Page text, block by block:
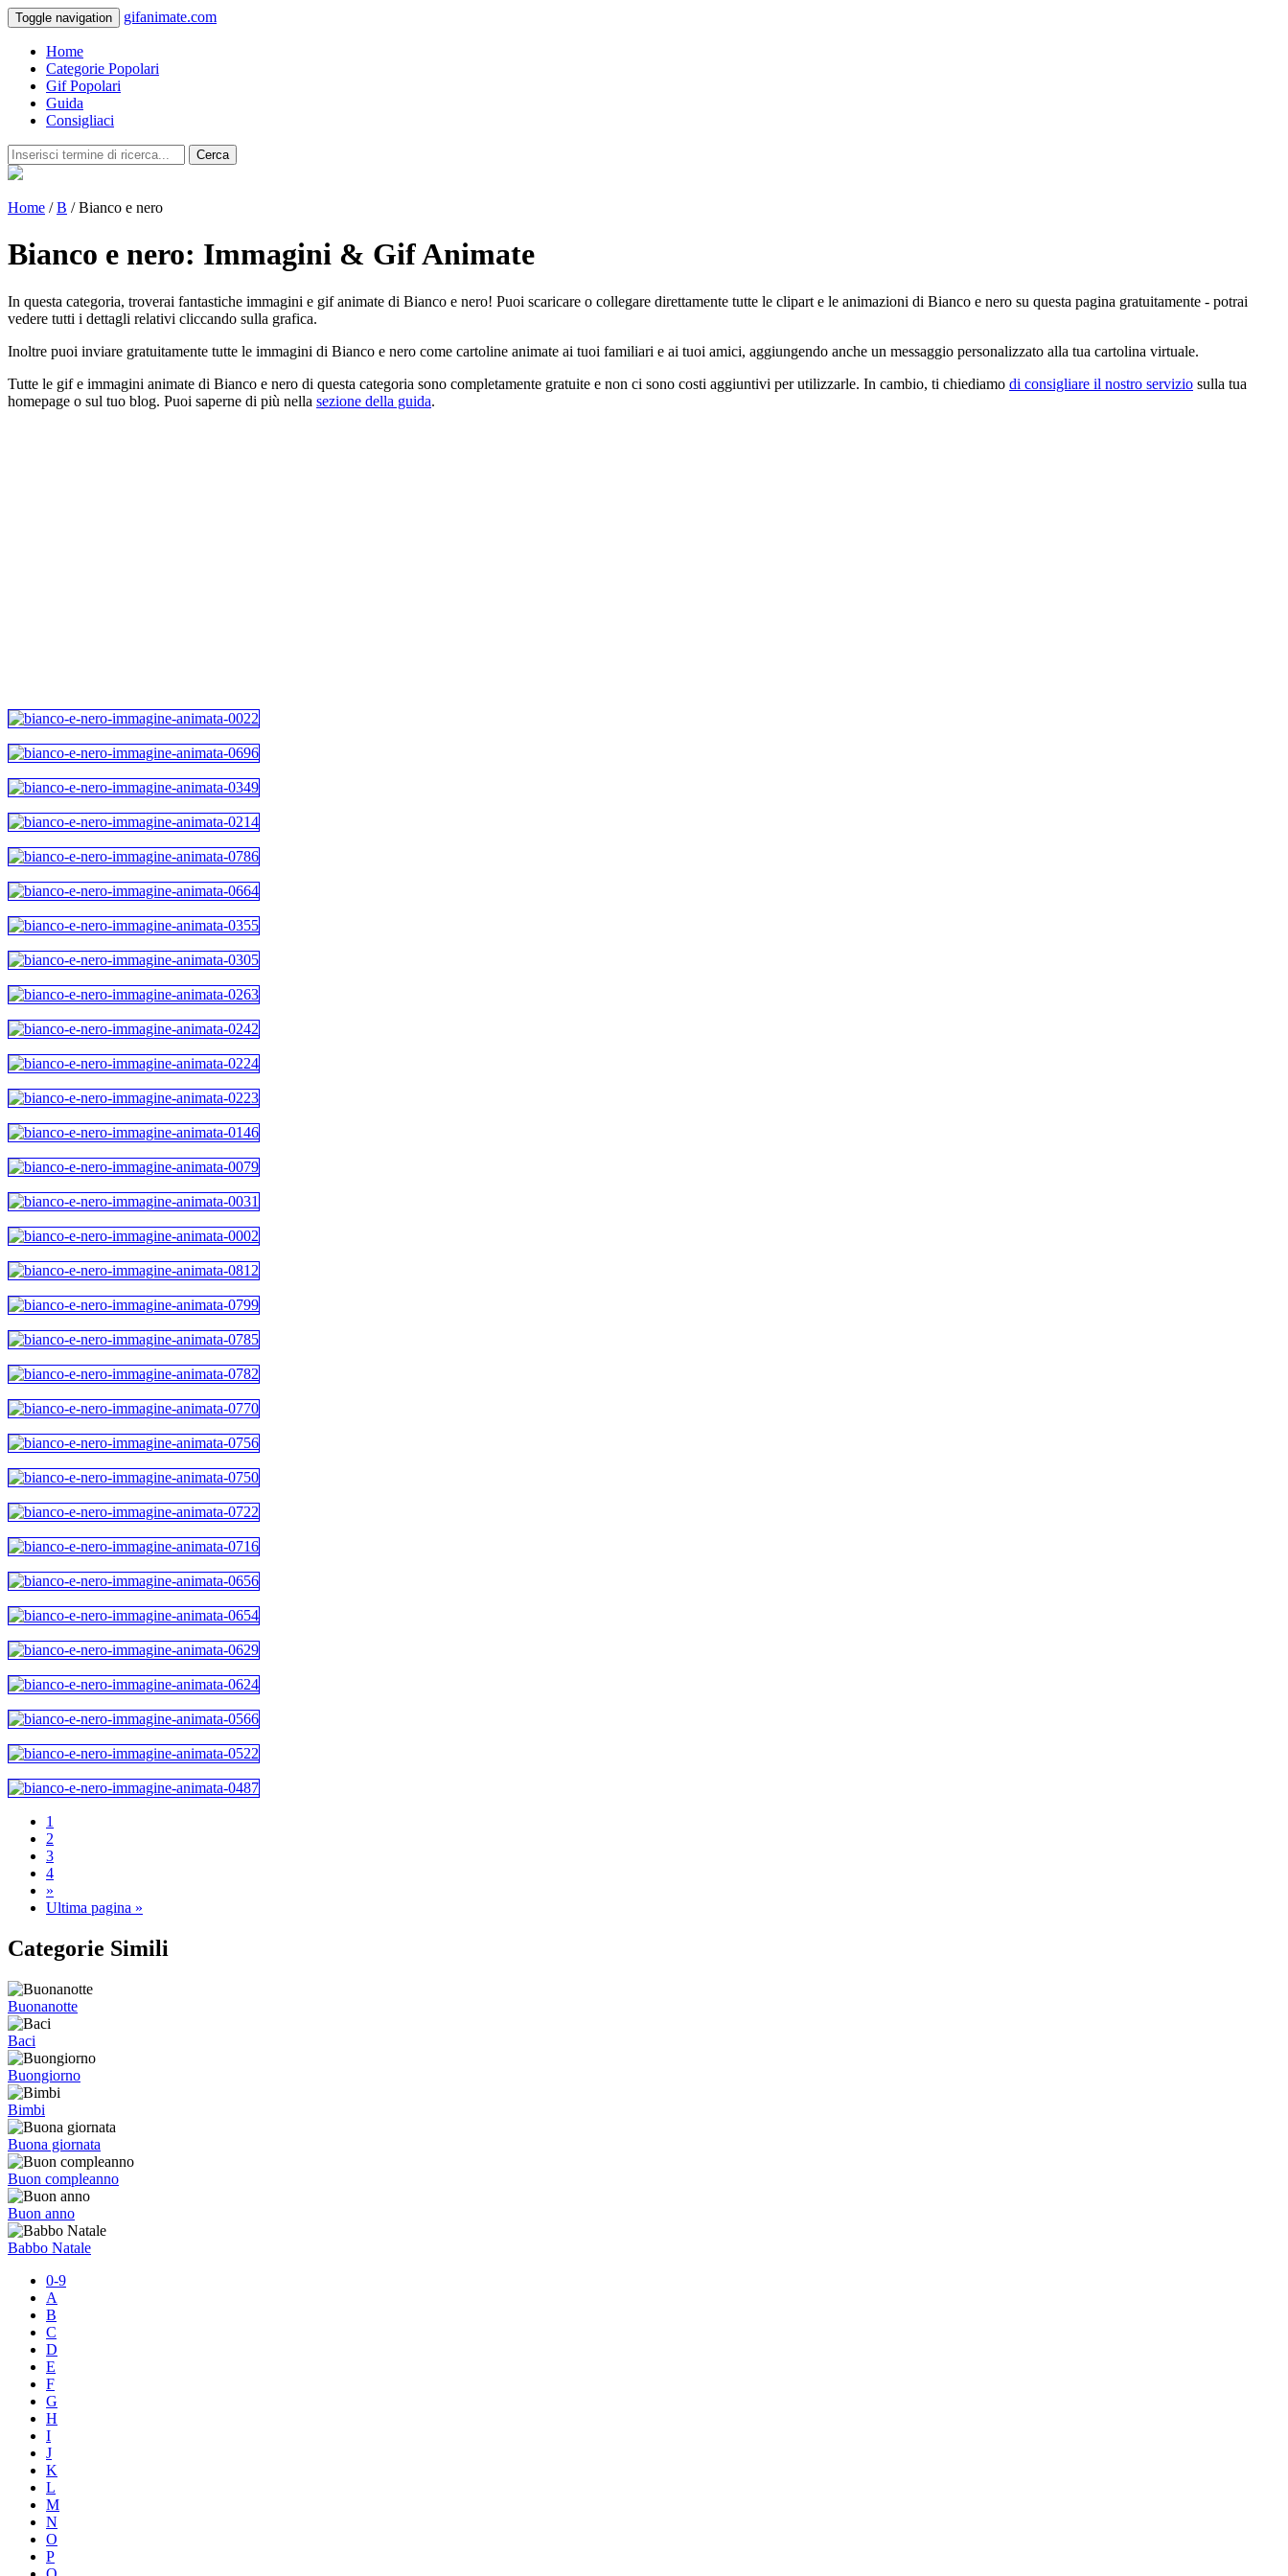
Toggle navigation gifanimate.com
Home
Categorie Popolari
Gif Popolari
Guida
Consigliaci
Cerca
Home /B / Bianco e nero
Bianco e nero: Immagini & Gif Animate
In questa categoria, troverai fantastiche immagini e gif animate di Bianco e nero! Puoi scaricare o collegare direttamente tutte le clipart e le animazioni di Bianco e nero su questa pagina gratuitamente - potrai
vedere tutti i dettagli relativi cliccando sulla grafica.
Inoltre puoi inviare gratuitamente tutte le immagini di Bianco e nero come cartoline animate ai tuoi familiari e ai tuoi amici, aggiungendo anche un messaggio personalizzato alla tua cartolina virtuale.
Tutte le gif e immagini animate di Bianco e nero di questa categoria sono completamente gratuite e non ci sono costi aggiuntivi per utilizzarle. In cambio, ti chiediamo di consigliare il nostro servizio sulla tua
homepage o sul tuo blog. Puoi saperne di più nella sezione della guida.
1
2
3
4
»
Ultima pagina »
Categorie Simili
Buonanotte
Baci
Buongiorno
Bimbi
Buona giornata
Buon compleanno
Buon anno
Babbo Natale
0-9
A
B
C
D
E
F
G
H
I
J
K
L
M
N
O
P